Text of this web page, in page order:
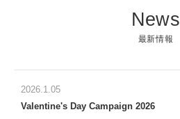
News
最新情報
2026.1.05
Valentine's Day Campaign 2026